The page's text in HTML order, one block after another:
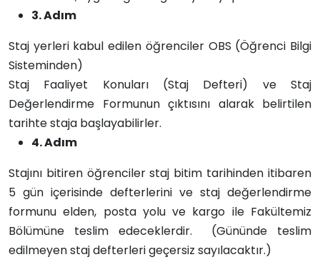
3. Adım
Staj yerleri kabul edilen öğrenciler OBS (Öğrenci Bilgi
Sisteminden)
Staj Faaliyet Konuları (Staj Defteri) ve Staj
Değerlendirme Formunun çıktısını alarak belirtilen
tarihte staja başlayabilirler.
4. Adım
Stajını bitiren öğrenciler staj bitim tarihinden itibaren
5 gün içerisinde defterlerini ve staj değerlendirme
formunu elden, posta yolu ve kargo ile Fakültemiz
Bölümüne teslim edeceklerdir. (Gününde teslim
edilmeyen staj defterleri geçersiz sayılacaktır.)